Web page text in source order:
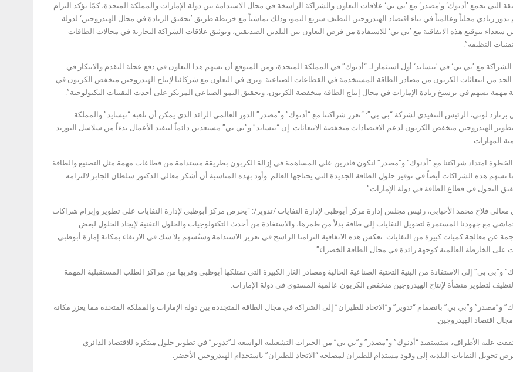
التي تجمع ’أدنوك‘ و’مصدر‘ مع ’بي بي‘ علاقات التعاون والشراكة الراسخة في مجال الاستدامة بين دولة الإمارات والمملكة المتحدة، كمّا تؤكد التزام
بدور ريادي محلياً وعالمياً في بناء اقتصاد الهيدروجين النظيف سريع النمو، وذلك تماشياً مع خريطة طريق ’تحقيق الريادة في مجال الهيدروجين‘ لدولة
سعداء بتوقيع هذه الاتفاقية مع ’بي بي‘ للاستفادة من فرص التعاون بين البلدين الصديقين، وتوثيق علاقات الشراكة التجارية في مجالات الطاقات
النظيفة”.
مع ’بي بي‘ في ’تيسايد‘ أول استثمار لـ “أدنوك” في المملكة المتحدة، ومن المتوقع أن يسهم هذا التعاون في دفع عجلة التقدم والابتكار في
من انبعاثات الكربون من مصادر الطاقة المستخدمة في القطاعات الصناعية. ونرى في التعاون مع شركائنا لإنتاج الهيدروجين منخفض الكربون في
مهمة تسهم في ترسيخ ريادة الإمارات في مجال إنتاج الطاقة منخفضة الكربون، وتحقيق النمو الصناعي المرتكز على أحدث التقنيات التكنولوجية”.
برنارد لوني، الرئيس التنفيذي لشركة “بي بي”: “تعزز شراكتنا مع “أدنوك” و”مصدر” الدور العالمي الرائد الذي يمكن أن تلعبه “تيسايد” والمملكة
الهيدروجين منخفض الكربون لدعم الاقتصادات منخفضة الانبعاثات. إن “تيسايد” و”بي بي” مستعدين دائماً لتنفيذ الأعمال بدءاً من سلاسل التوريد
المهارات.
امتداد شراكتنا مع “أدنوك” و”مصدر” لنكون قادرين على المساهمة في إزالة الكربون بطريقة مستدامة من قطاعات مهمة مثل التصنيع والطاقة
تسهم هذه الشراكات أيضاً في توفير حلول الطاقة الجديدة التي يحتاجها العالم. وأود بهذه المناسبة أن أشكر معالي الدكتور سلطان الجابر لالتزامه
التحول في قطاع الطاقة في دولة الإمارات”.
معالي فلاح محمد الأحبابي، رئيس مجلس إدارة مركز أبوظبي لإدارة النفايات /تدوير/: “يحرص مركز أبوظبي لإدارة النفايات على تطوير وإبرام شراكات
مع جهودنا المستمرة لتحويل النفايات إلى طاقة بدلاً من طمرها، والاستفادة من أحدث التكنولوجيات والحلول التقنية لإيجاد الحلول لبعض
عن معالجة كميات كبيرة من النفايات. تعكس هذه الاتفاقية التزامنا الراسخ في تعزيز الاستدامة وستُسهم بلا شك في الارتقاء بمكانة إمارة أبوظبي
على الخارطة العالمية كوجهة رائدة في مجال الطاقة الخضراء”.
و”بي بي” إلى الاستفادة من البنية التحتية الصناعية الحالية ومصادر الغاز الكبيرة التي تمتلكها أبوظبي وقربها من مراكز الطلب المستقبلية المهمة
لتطوير منشأة لإنتاج الهيدروجين منخفض الكربون عالمية المستوى في دولة الإمارات.
و”مصدر” و”بي بي” بانضمام “تدوير” و”الاتحاد للطيران” إلى الشراكة في مجال الطاقة المتجددة بين دولة الإمارات والمملكة المتحدة مما يعزز مكانة
اقتصاد الهيدروجين.
عليه الأطراف، ستستفيد “أدنوك” و”مصدر” و”بي بي” من الخبرات التشغيلية الواسعة لـ”تدوير” في تطوير حلول مبتكرة للاقتصاد الدائري
تحويل النفايات البلدية إلى وقود مستدام للطيران لمصلحة “الاتحاد للطيران” باستخدام الهيدروجين الأخضر.